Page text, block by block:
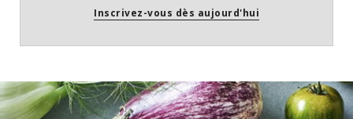
Inscrivez-vous dès aujourd'hui